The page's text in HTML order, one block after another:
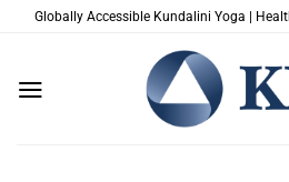
Globally Accessible Kundalini Yoga |